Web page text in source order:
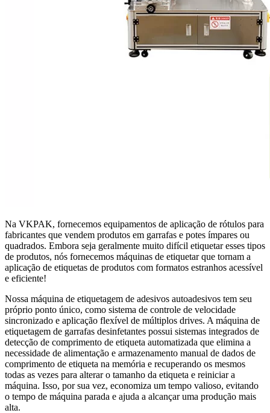
Na VKPAK, fornecemos equipamentos de aplicação de rótulos para
fabricantes que vendem produtos em garrafas e potes ímpares ou
quadrados. Embora seja geralmente muito difícil etiquetar esses tipos
de produtos, nós fornecemos máquinas de etiquetar que tornam a
aplicação de etiquetas de produtos com formatos estranhos acessível
e eficiente!
Nossa máquina de etiquetagem de adesivos autoadesivos tem seu
próprio ponto único, como sistema de controle de velocidade
sincronizado e aplicação flexível de múltiplos drives. A máquina de
etiquetagem de garrafas desinfetantes possui sistemas integrados de
detecção de comprimento de etiqueta automatizada que elimina a
necessidade de alimentação e armazenamento manual de dados de
comprimento de etiqueta na memória e recuperando os mesmos
todas as vezes para alterar o tamanho da etiqueta e reiniciar a
máquina. Isso, por sua vez, economiza um tempo valioso, evitando
o tempo de máquina parada e ajuda a alcançar uma produção mais
alta.